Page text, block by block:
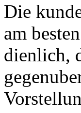
Die
am
dienlich,